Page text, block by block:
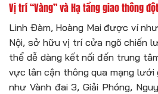
Vị trí “Vàng” và Hạ tầng giao thông
Linh Đàm, Hoàng Mai được ví
Nội, sở hữu vị trí cửa ngõ chiến
thể dễ dàng kết nối đến trung
vực lân cận thông qua mạng
như Vành đai 3, Giải Phóng,